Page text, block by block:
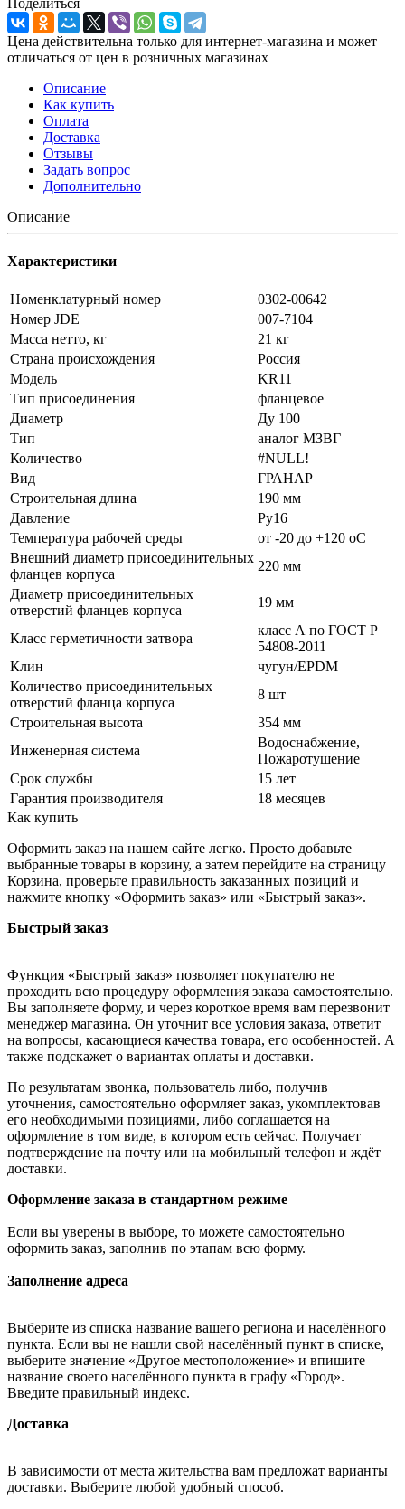
Цена действительна только для интернет-магазина и может
отличаться от цен в розничных магазинах
Описание
Как купить
Оплата
Доставка
Отзывы
Задать вопрос
Дополнительно
Описание
Характеристики
Номенклатурный номер
0302-00642
Номер JDE
007-7104
Масса нетто, кг
21 кг
Страна происхождения
Россия
Модель
KR11
Тип присоединения
фланцевое
Диаметр
Ду 100
Тип
аналог МЗВГ
Количество
#NULL!
Вид
ГРАНАР
Строительная длина
190 мм
Давление
Ру16
Температура рабочей среды
от -20 до +120 oC
Внешний диаметр присоединительных
фланцев корпуса
220 мм
Диаметр присоединительных
отверстий фланцев корпуса
19 мм
Класс герметичности затвора
класс А по ГОСТ P
54808-2011
Клин
чугун/EPDM
Количество присоединительных
отверстий фланца корпуса
8 шт
Строительная высота
354 мм
Инженерная система
Водоснабжение,
Пожаротушение
Срок службы
15 лет
Гарантия производителя
18 месяцев
Как купить
Оформить заказ на нашем сайте легко. Просто добавьте
выбранные товары в корзину, а затем перейдите на страницу
Корзина, проверьте правильность заказанных позиций и
нажмите кнопку «Оформить заказ» или «Быстрый заказ».
Быстрый заказ
Функция «Быстрый заказ» позволяет покупателю не
проходить всю процедуру оформления заказа самостоятельно.
Вы заполняете форму, и через короткое время вам перезвонит
менеджер магазина. Он уточнит все условия заказа, ответит
на вопросы, касающиеся качества товара, его особенностей. А
также подскажет о вариантах оплаты и доставки.
По результатам звонка, пользователь либо, получив
уточнения, самостоятельно оформляет заказ, укомплектовав
его необходимыми позициями, либо соглашается на
оформление в том виде, в котором есть сейчас. Получает
подтверждение на почту или на мобильный телефон и ждёт
доставки.
Оформление заказа в стандартном режиме
Если вы уверены в выборе, то можете самостоятельно
оформить заказ, заполнив по этапам всю форму.
Заполнение адреса
Выберите из списка название вашего региона и населённого
пункта. Если вы не нашли свой населённый пункт в списке,
выберите значение «Другое местоположение» и впишите
название своего населённого пункта в графу «Город».
Введите правильный индекс.
Доставка
В зависимости от места жительства вам предложат варианты
доставки. Выберите любой удобный способ.